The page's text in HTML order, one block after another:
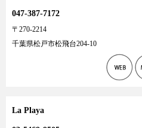
047-387-7172
〒270-2214
千葉県松戸市松飛台204-10
La Playa